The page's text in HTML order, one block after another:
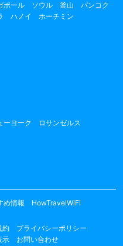
ポール ソウル 釜山
バンコク
ハノイ
ホーチミン
ーヨーク
ロサンゼルス
め情報 HowTravelWiFi
約
プライバシーポリシー
示
お問い合わせ